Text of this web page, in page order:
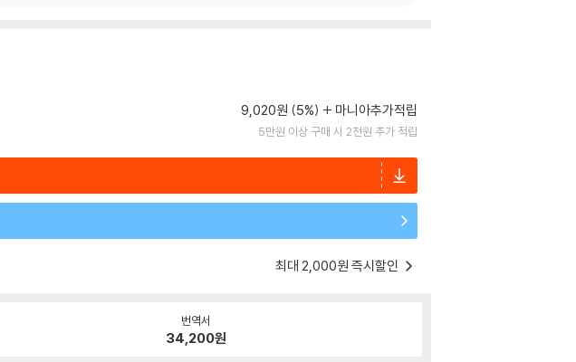
9,020원 (5%) 마니아추가적립
5만원 이상 구매 시 2천원 추가 적립
최대 2,000원 즉시할인
번역서
34,200원